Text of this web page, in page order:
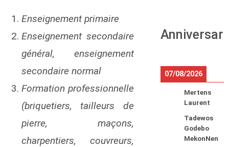
Enseignement primaire
Enseignement secondaire
général, enseignement
secondaire normal
Formation professionnelle
(briquetiers, tailleurs de
pierre, maçons,
charpentiers, couvreurs,
07/08/2026
Mertens
Laurent
Tadewos
Godebo
MekonNen